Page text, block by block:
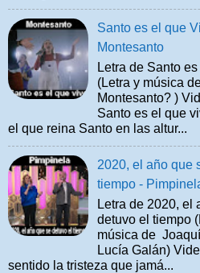
Santo es el que
Montesanto
Letra de Santo
(Letra y música
Montesanto? )
Santo es el que
el que reina Santo en las altur...
2020, el año que
tiempo -
Letra de 2020, el
detuvo el tiempo
música de
Lucía Galán)
sentido la tristeza que jamá...